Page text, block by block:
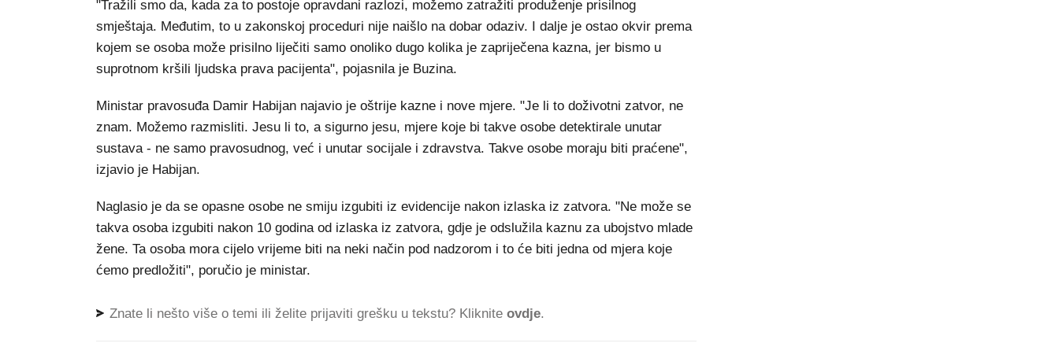
"Tražili smo da, kada za to postoje opravdani razlozi, možemo zatražiti produženje prisilnog
smještaja. Međutim, to u zakonskoj proceduri nije naišlo na dobar odaziv. I dalje je ostao okvir prema
kojem se osoba može prisilno liječiti samo onoliko dugo kolika je zapriječena kazna, jer bismo u
suprotnom kršili ljudska prava pacijenta", pojasnila je Buzina.
Ministar pravosuđa Damir Habijan najavio je oštrije kazne i nove mjere. "Je li to doživotni zatvor, ne
znam. Možemo razmisliti. Jesu li to, a sigurno jesu, mjere koje bi takve osobe detektirale unutar
sustava - ne samo pravosudnog, već i unutar socijale i zdravstva. Takve osobe moraju biti praćene",
izjavio je Habijan.
Naglasio je da se opasne osobe ne smiju izgubiti iz evidencije nakon izlaska iz zatvora. "Ne može se
takva osoba izgubiti nakon 10 godina od izlaska iz zatvora, gdje je odslužila kaznu za ubojstvo mlade
žene. Ta osoba mora cijelo vrijeme biti na neki način pod nadzorom i to će biti jedna od mjera koje
ćemo predložiti", poručio je ministar.
Znate li nešto više o temi ili želite prijaviti grešku u tekstu? Kliknite ovdje.